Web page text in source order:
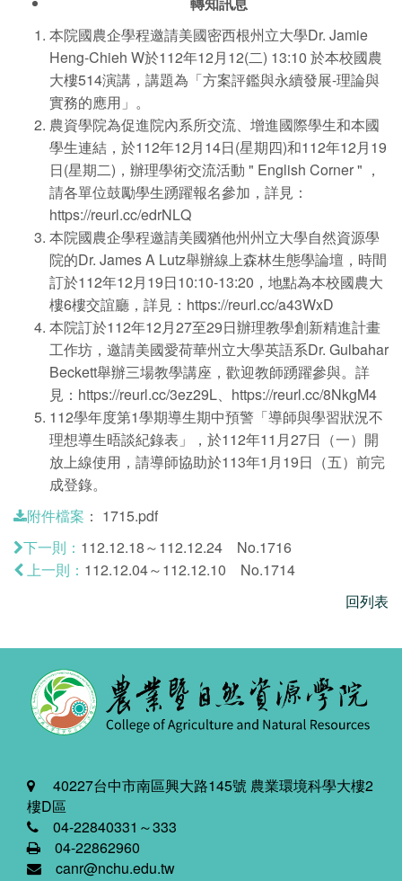
本院國農企學程邀請美國密西根州立大學Dr. Jamie
Heng-Chieh W於112年12月12(二) 13:10 於本校國農
大樓514演講，講題為「方案評鑑與永續發展-理論與
實務的應用」。
農資學院為促進院內系所交流、增進國際學生和本國
學生連結，於112年12月14日(星期四)和112年12月19
日(星期二)，辦理學術交流活動 " English Corner " ，
請各單位鼓勵學生踴躍報名參加，詳見：
https://reurl.cc/edrNLQ
本院國農企學程邀請美國猶他州州立大學自然資源學
院的Dr. James A Lutz舉辦線上森林生態學論壇，時間
訂於112年12月19日10:10-13:20，地點為本校國農大
樓6樓交誼廳，詳見： https://reurl.cc/a43WxD
本院訂於112年12月27至29日辦理教學創新精進計畫
工作坊，邀請美國愛荷華州立大學英語系Dr. Gulbahar
Beckett舉辦三場教學講座，歡迎教師踴躍參與。詳
見： https://reurl.cc/3ez29L、 https://reurl.cc/8NkgM4
112學年度第1學期導生期中預警「導師與學習狀況不
理想導生晤談紀錄表」，於112年11月27日（一）開
放上線使用，請導師協助於113年1月19日（五）前完
成登錄。
附件檔案 ： 1715.pdf
下一則： 112.12.18～112.12.24 No.1716
上一則： 112.12.04～112.12.10 No.1714
回列表
40227台中市南區興大路145號 農業環境科學大樓2
樓D區
04-22840331～333
04-22862960
canr@nchu.edu.tw